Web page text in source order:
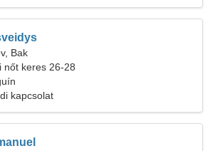
Bak
nőt keres 26-28
kapcsolat